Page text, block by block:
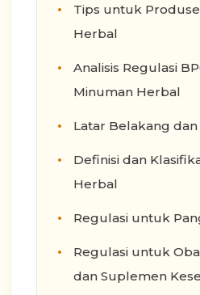
Tips untuk
Herbal
Analisis Regulasi
Minuman Herbal
Latar Belakang dan
Definisi dan
Herbal
Regulasi untuk
Regulasi untuk
dan Suplemen